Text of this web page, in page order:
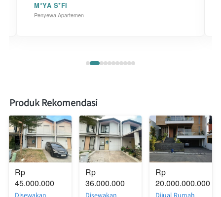
M*YA S*FI
Penyewa Apartemen
Produk Rekomendasi
Rp
45.000.000
Disewakan
Rp
36.000.000
Disewakan
Rp
20.000.000.000
Dijual Rumah